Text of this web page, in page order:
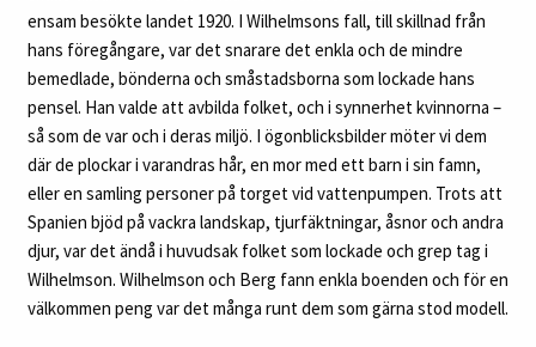
ensam besökte landet 1920. I Wilhelmsons fall, till skillnad från
hans föregångare, var det snarare det enkla och de mindre
bemedlade, bönderna och småstadsborna som lockade hans
pensel. Han valde att avbilda folket, och i synnerhet kvinnorna –
så som de var och i deras miljö. I ögonblicksbilder möter vi dem
där de plockar i varandras hår, en mor med ett barn i sin famn,
eller en samling personer på torget vid vattenpumpen. Trots att
Spanien bjöd på vackra landskap, tjurfäktningar, åsnor och andra
djur, var det ändå i huvudsak folket som lockade och grep tag i
Wilhelmson. Wilhelmson och Berg fann enkla boenden och för en
välkommen peng var det många runt dem som gärna stod modell.